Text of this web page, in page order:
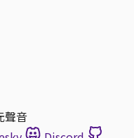
聲音